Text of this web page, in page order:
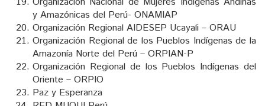
y Amazónicas del Perú- ONAMIAP
Organización Regional AIDESEP Ucayali – ORAU
Organización Regional de los Pueblos Indígenas de la
Amazonía Norte del Perú – ORPIAN-P
Organización Regional de los Pueblos Indígenas del
Oriente – ORPIO
Paz y Esperanza